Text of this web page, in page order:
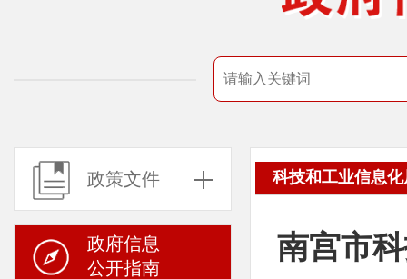
政策文件
政府信息
公开指南
科技和工业信息
南宫市